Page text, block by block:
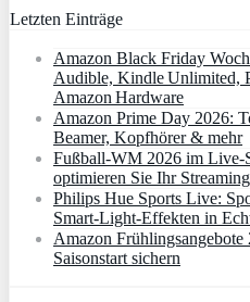
Letzten Einträge
Amazon Black Friday
Audible, Kindle Unlimited,
Amazon Hardware
Amazon Prime Day 2026:
Beamer, Kopfhörer & mehr
Fußball-WM 2026 im Live-
optimieren Sie Ihr
Philips Hue Sports Live:
Smart‑Light‑Effekten in
Amazon
Saisonstart sichern